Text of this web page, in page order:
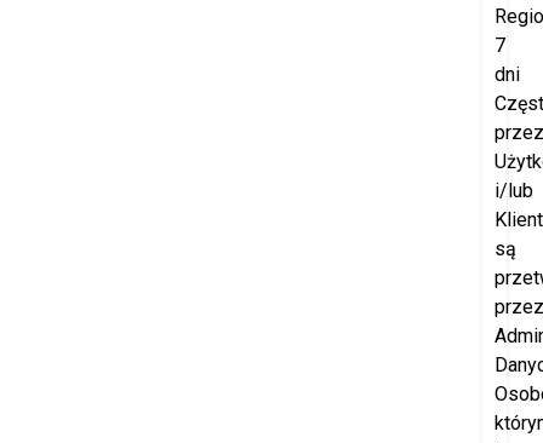
7
dni
przez
i/lub
są
przez